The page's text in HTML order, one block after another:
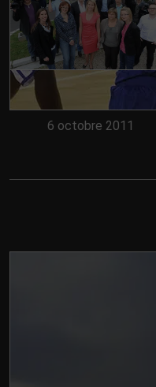
6 octobre 2011